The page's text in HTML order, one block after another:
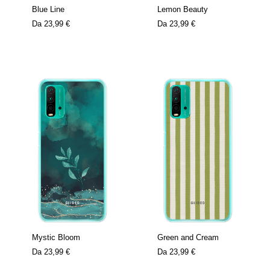
Blue Line
Da 23,99 €
Lemon Beauty
Da 23,99 €
Mystic Bloom
Da 23,99 €
Green and Cream
Da 23,99 €